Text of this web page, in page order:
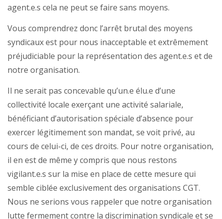
agent.e.s cela ne peut se faire sans moyens.
Vous comprendrez donc l’arrêt brutal des moyens
syndicaux est pour nous inacceptable et extrêmement
préjudiciable pour la représentation des agent.e.s et de
notre organisation.
Il ne serait pas concevable qu’un.e élu.e d’une
collectivité locale exerçant une activité salariale,
bénéficiant d’autorisation spéciale d’absence pour
exercer légitimement son mandat, se voit privé, au
cours de celui-ci, de ces droits. Pour notre organisation,
il en est de même y compris que nous restons
vigilant.e.s sur la mise en place de cette mesure qui
semble ciblée exclusivement des organisations CGT.
Nous ne serions vous rappeler que notre organisation
lutte fermement contre la discrimination syndicale et se